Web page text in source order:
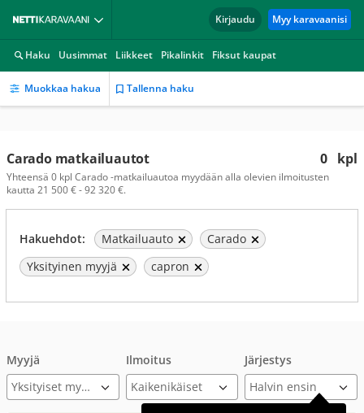
Kirjaudu Myy karavaanisi
Haku Uusimmat Liikkeet Pikalinkit Fiksut kaupat
Muokkaa hakua Tallenna haku
0 kpl
Carado matkailuautot
Yhteensä 0 kpl Carado -matkailuautoa myydään alla olevien ilmoitusten
kautta 21 500 € - 92 320 €.
Hakuehdot: Matkailuauto
Carado
Yksityinen myyjä
capron
Myyjä
Yksityiset myyjät
Ilmoitus Järjestys